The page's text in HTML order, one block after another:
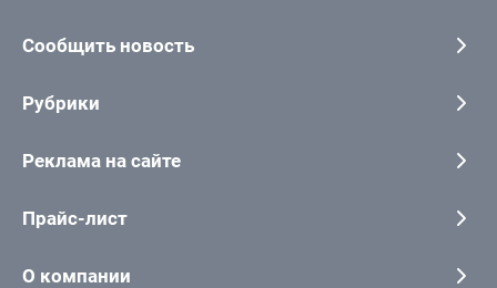
Сообщить новость
Рубрики
Реклама на сайте
Прайс-лист
О компании